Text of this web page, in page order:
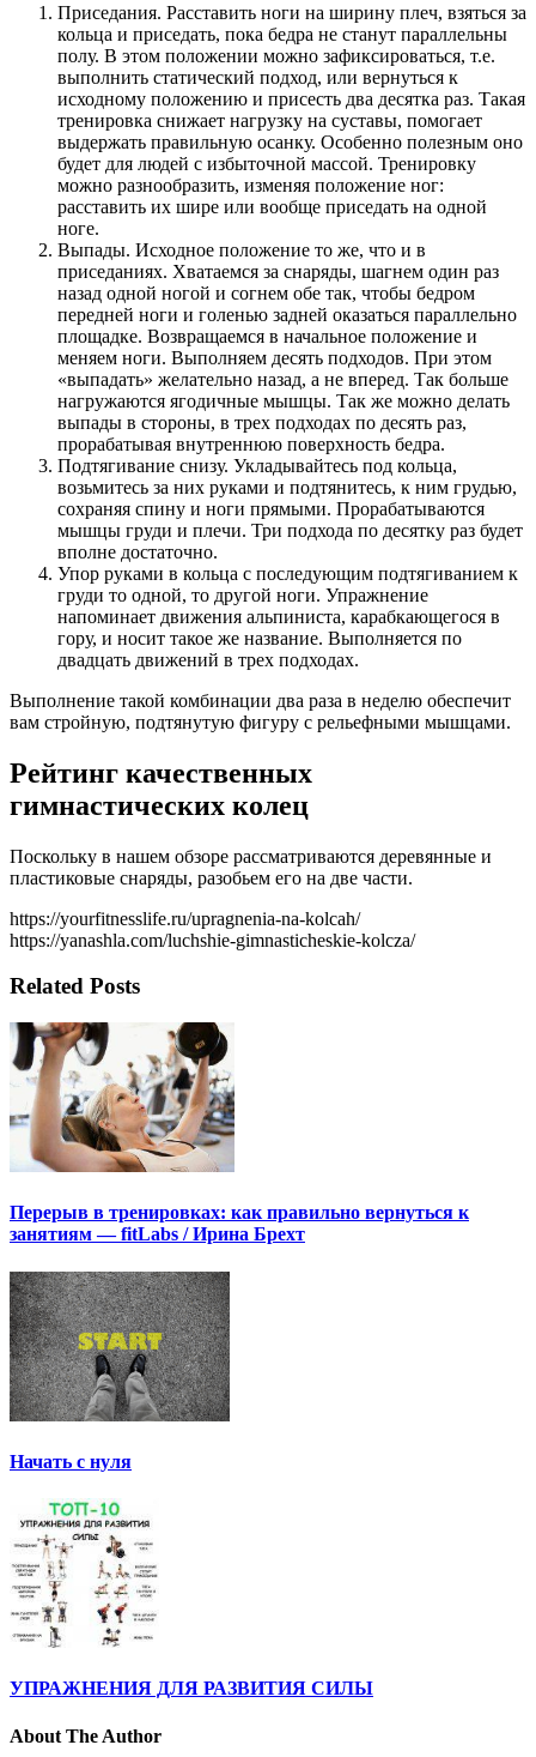
Приседания. Расставить ноги на ширину плеч, взяться за
кольца и приседать, пока бедра не станут параллельны
полу. В этом положении можно зафиксироваться, т.е.
выполнить статический подход, или вернуться к
исходному положению и присесть два десятка раз. Такая
тренировка снижает нагрузку на суставы, помогает
выдержать правильную осанку. Особенно полезным оно
будет для людей с избыточной массой. Тренировку
можно разнообразить, изменяя положение ног:
расставить их шире или вообще приседать на одной
ноге.
Выпады. Исходное положение то же, что и в
приседаниях. Хватаемся за снаряды, шагнем один раз
назад одной ногой и согнем обе так, чтобы бедром
передней ноги и голенью задней оказаться параллельно
площадке. Возвращаемся в начальное положение и
меняем ноги. Выполняем десять подходов. При этом
«выпадать» желательно назад, а не вперед. Так больше
нагружаются ягодичные мышцы. Так же можно делать
выпады в стороны, в трех подходах по десять раз,
прорабатывая внутреннюю поверхность бедра.
Подтягивание снизу. Укладывайтесь под кольца,
возьмитесь за них руками и подтянитесь, к ним грудью,
сохраняя спину и ноги прямыми. Прорабатываются
мышцы груди и плечи. Три подхода по десятку раз будет
вполне достаточно.
Упор руками в кольца с последующим подтягиванием к
груди то одной, то другой ноги. Упражнение
напоминает движения альпиниста, карабкающегося в
гору, и носит такое же название. Выполняется по
двадцать движений в трех подходах.
Выполнение такой комбинации два раза в неделю обеспечит
вам стройную, подтянутую фигуру с рельефными мышцами.
Рейтинг качественных
гимнастических колец
Поскольку в нашем обзоре рассматриваются деревянные и
пластиковые снаряды, разобьем его на две части.
https://yourfitnesslife.ru/upragnenia-na-kolcah/
https://yanashla.com/luchshie-gimnasticheskie-kolcza/
Related Posts
Перерыв в тренировках: как правильно вернуться к
занятиям — fitLabs / Ирина Брехт
Начать с нуля
УПРАЖНЕНИЯ ДЛЯ РАЗВИТИЯ СИЛЫ
About The Author